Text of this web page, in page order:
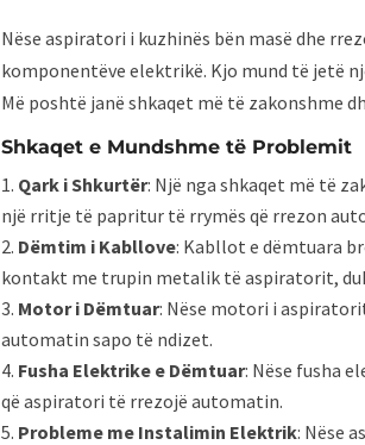
Nëse aspiratori i kuzhinës bën masë dhe
komponentëve elektrikë. Kjo mund të jetë
Më poshtë janë shkaqet më të zakonshme
Shkaqet e Mundshme të Problemit
Qark i Shkurtër: Një nga shkaqet më të
një rritje të papritur të rrymës që rrezon
Dëmtim i Kabllove: Kabllot e dëmtuara
kontakt me trupin metalik të aspiratorit,
Motor i Dëmtuar: Nëse motori i
automatin sapo të ndizet.
Fusha Elektrike e Dëmtuar: Nëse fusha
që aspiratori të rrezojë automatin.
Probleme me Instalimin Elektrik: Nëse